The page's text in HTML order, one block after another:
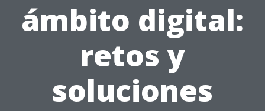
ámbito digital:
retos y
soluciones